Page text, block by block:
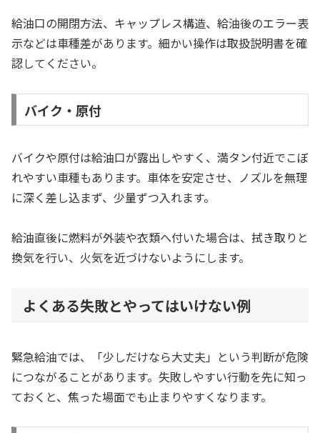
給油口の開閉方法、キャップレス構造、給油後のエラー表
示などは車種差があります。細かい操作は取扱説明書を確
認してください。
バイク・原付
バイクや原付は給油口が露出しやすく、満タン付近でこぼ
れやすい車種もあります。車体を安定させ、ノズルを無理
に深く差し込まず、少量ずつ入れます。
給油直後に燃料が外装や衣類へ付いた場合は、拭き取りと
換気を行い、火気を近づけないようにします。
よくある失敗とやってはいけない例
緊急給油では、「少しだけなら大丈夫」という判断が危険
につながることがあります。失敗しやすい行動を先に知っ
ておくと、焦った場面でも止まりやすくなります。